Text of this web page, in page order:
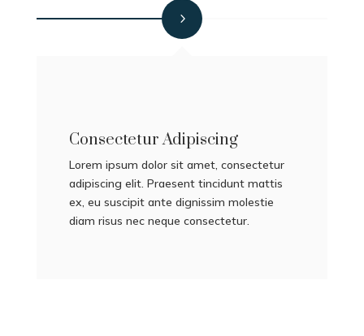
Consectetur Adipiscing
Lorem ipsum dolor sit amet, consectetur
adipiscing elit. Praesent tincidunt mattis
ex, eu suscipit ante dignissim molestie
diam risus nec neque consectetur.